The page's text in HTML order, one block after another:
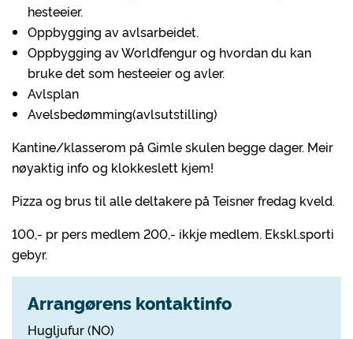
hesteeier.
Oppbygging av avlsarbeidet.
Oppbygging av Worldfengur og hvordan du kan
bruke det som hesteeier og avler.
Avlsplan
Avelsbedømming(avlsutstilling)
Kantine/klasserom på Gimle skulen begge dager. Meir
nøyaktig info og klokkeslett kjem!
Pizza og brus til alle deltakere på Teisner fredag kveld.
100,- pr pers medlem 200,- ikkje medlem. Ekskl.sporti
gebyr.
Arrangørens kontaktinfo
Hugljufur (NO)